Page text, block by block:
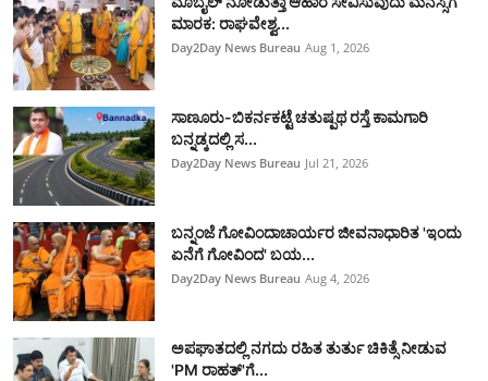
ಮಾರಕ: ರಾಘವೇಶ್ವ...
Day2Day News Bureau Aug 1, 2026
ಸಾಣೂರು-ಬಿಕರ್ನಕಟ್ಟೆ ಚತುಷ್ಪಥ ರಸ್ತೆ ಕಾಮಗಾರಿ
ಬನ್ನಡ್ಕದಲ್ಲಿ ಸ...
Day2Day News Bureau Jul 21, 2026
ಬನ್ನಂಜೆ ಗೋವಿಂದಾಚಾರ್ಯರ ಜೀವನಾಧಾರಿತ 'ಇಂದು
ಏನೆಗೆ ಗೋವಿಂದ' ಬಯ...
Day2Day News Bureau Aug 4, 2026
ಅಪಘಾತದಲ್ಲಿ ನಗದು ರಹಿತ ತುರ್ತು ಚಿಕಿತ್ಸೆ ನೀಡುವ
'PM ರಾಹತ್'ಗೆ...